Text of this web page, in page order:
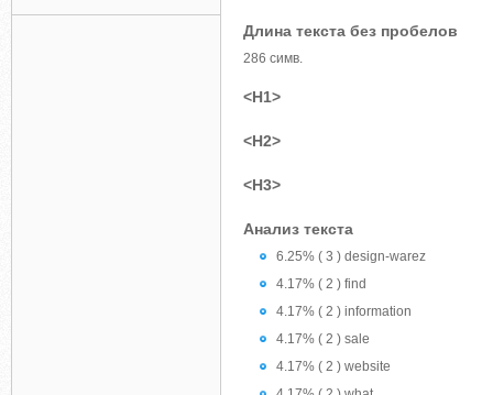
Длина текста без пробелов
286 симв.
<H1>
<H2>
<H3>
Анализ текста
6.25% ( 3 ) design-warez
4.17% ( 2 ) find
4.17% ( 2 ) information
4.17% ( 2 ) sale
4.17% ( 2 ) website